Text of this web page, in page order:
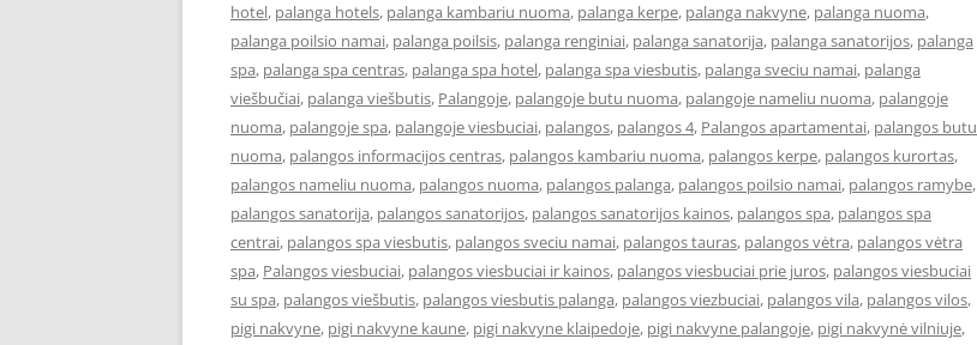
hotel, palanga hotels, palanga kambariu nuoma, palanga kerpe, palanga nakvyne, palanga nuoma,
palanga poilsio namai, palanga poilsis, palanga renginiai, palanga sanatorija, palanga sanatorijos, palanga
spa, palanga spa centras, palanga spa hotel, palanga spa viesbutis, palanga sveciu namai, palanga
viešbučiai, palanga viešbutis, Palangoje, palangoje butu nuoma, palangoje nameliu nuoma, palangoje
nuoma, palangoje spa, palangoje viesbuciai, palangos, palangos 4, Palangos apartamentai, palangos butu
nuoma, palangos informacijos centras, palangos kambariu nuoma, palangos kerpe, palangos kurortas,
palangos nameliu nuoma, palangos nuoma, palangos palanga, palangos poilsio namai, palangos ramybe,
palangos sanatorija, palangos sanatorijos, palangos sanatorijos kainos, palangos spa, palangos spa
centrai, palangos spa viesbutis, palangos sveciu namai, palangos tauras, palangos vėtra, palangos vėtra
spa, Palangos viesbuciai, palangos viesbuciai ir kainos, palangos viesbuciai prie juros, palangos viesbuciai
su spa, palangos viešbutis, palangos viesbutis palanga, palangos viezbuciai, palangos vila, palangos vilos,
pigi nakvyne, pigi nakvyne kaune, pigi nakvyne klaipedoje, pigi nakvyne palangoje, pigi nakvynė vilniuje,